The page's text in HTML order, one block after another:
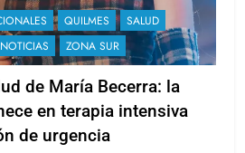
QUILMES
SALUD
ZONA SUR
de María Becerra: la
en terapia intensiva
de urgencia